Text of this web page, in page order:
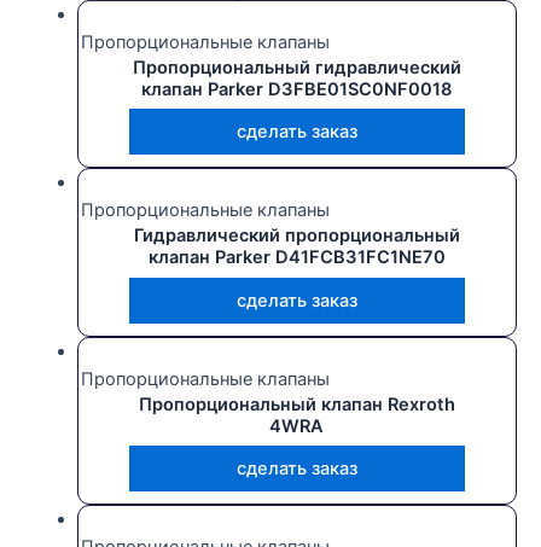
Пропорциональные клапаны
Пропорциональный гидравлический
клапан Parker D3FBE01SC0NF0018
сделать заказ
Пропорциональные клапаны
Гидравлический пропорциональный
клапан Parker D41FCB31FC1NE70
сделать заказ
Пропорциональные клапаны
Пропорциональный клапан Rexroth
4WRA
сделать заказ